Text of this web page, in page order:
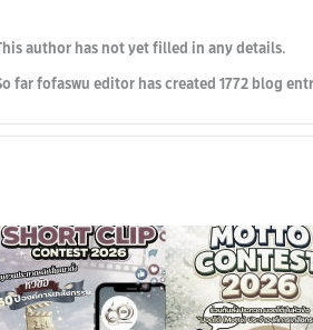
author has not yet filled in any details.
far fofaswu editor has created 1772 blog